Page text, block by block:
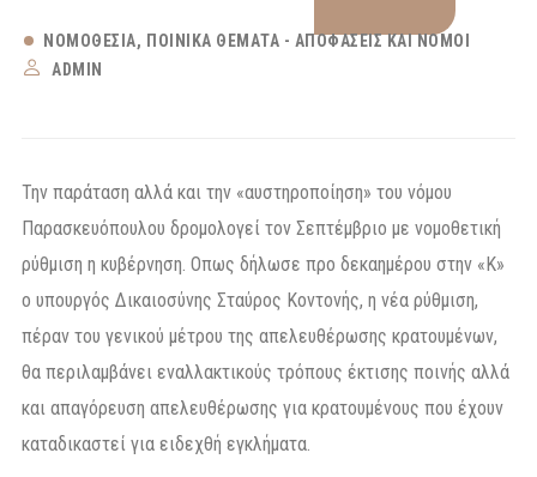
ΝΟΜΟΘΕΣΊΑ
ΠΟΙΝΙΚΆ ΘΈΜΑΤΑ - ΑΠΟΦΆΣΕΙΣ ΚΑΙ ΝΌΜΟΙ
ADMIN
Την παράταση αλλά και την «αυστηροποίηση» του νόμου
Παρασκευόπουλου δρομολογεί τον Σεπτέμβριο με νομοθετική
ρύθμιση η κυβέρνηση. Οπως δήλωσε προ δεκαημέρου στην «Κ»
ο υπουργός Δικαιοσύνης Σταύρος Κοντονής, η νέα ρύθμιση,
πέραν του γενικού μέτρου της απελευθέρωσης κρατουμένων,
θα περιλαμβάνει εναλλακτικούς τρόπους έκτισης ποινής αλλά
και απαγόρευση απελευθέρωσης για κρατουμένους που έχουν
καταδικαστεί για ειδεχθή εγκλήματα.